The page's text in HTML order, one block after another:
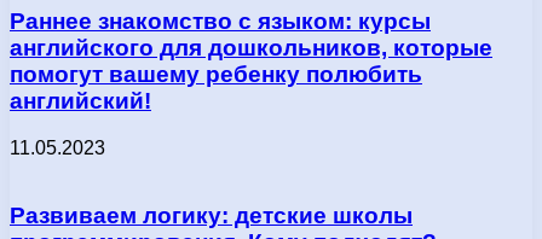
Раннее знакомство с языком: курсы
английского для дошкольников, которые
помогут вашему ребенку полюбить
английский!
11.05.2023
Развиваем логику: детские школы